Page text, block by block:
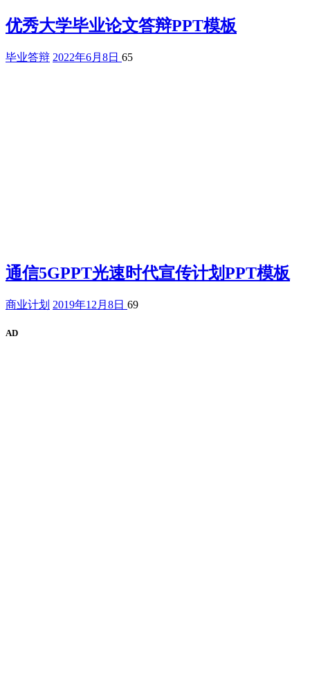
优秀大学毕业论文答辩PPT模板
毕业答辩 2022年6月8日 65
通信5GPPT光速时代宣传计划PPT模板
商业计划 2019年12月8日 69
AD